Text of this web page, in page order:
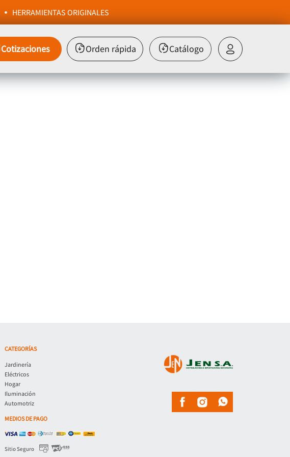
HERRAMIENTAS ORIGINALES
Cotizaciones Orden rápida Catálogo
CATEGORÍAS
Jardinería
Eléctricos
Hogar
Iluminación
Automotriz
MEDIOS DE PAGO
Sitio Seguro